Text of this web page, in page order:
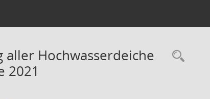
aller Hochwasserdeiche
2021